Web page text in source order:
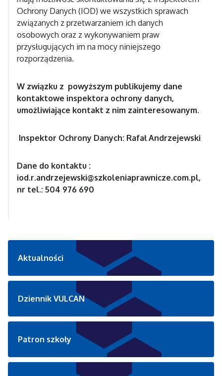
Ochrony Danych (IOD) we wszystkich sprawach
związanych z przetwarzaniem ich danych
osobowych oraz z wykonywaniem praw
przysługujących im na mocy niniejszego
rozporządzenia.
W związku z powyższym publikujemy dane
kontaktowe inspektora ochrony danych,
umożliwiające kontakt z nim zainteresowanym.
Inspektor Ochrony Danych: Rafał Andrzejewski
Dane do kontaktu :
iod.r.andrzejewski@szkoleniaprawnicze.com.pl,
nr tel.: 504 976 690
Aktualności
Dziennik VULCAN
Patron szkoły